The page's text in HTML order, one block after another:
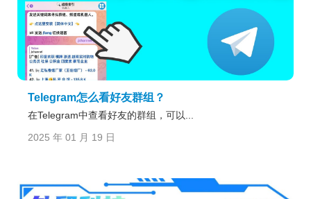
Telegram怎么看好友群组？
在Telegram中查看好友的群组，可以...
2025 年 01 月 19 日